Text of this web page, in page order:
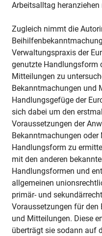
Arbeitsalltag heranziehen
Zugleich nimmt die
Verwaltungspraxis der
genutzte Handlungsform
Mitteilungen zu
Bekanntmachungen und
Handlungsgefüge der
sich dabei um den
Voraussetzungen der
Bekanntmachungen
Handlungsform zu
mit den anderen
Handlungsformen und
allgemeinen
primär- und
Voraussetzungen für den
und Mitteilungen. Diese
überträgt sie sodann auf